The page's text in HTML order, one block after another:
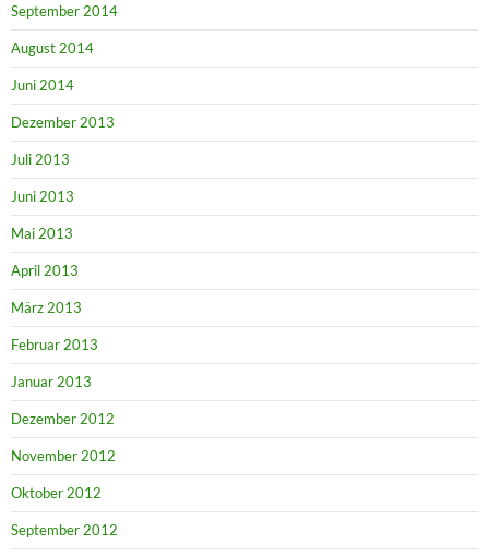
September 2014
August 2014
Juni 2014
Dezember 2013
Juli 2013
Juni 2013
Mai 2013
April 2013
März 2013
Februar 2013
Januar 2013
Dezember 2012
November 2012
Oktober 2012
September 2012